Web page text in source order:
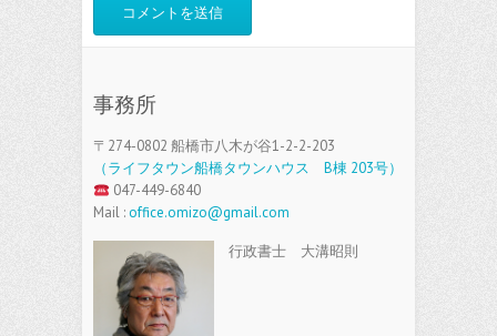
事務所
〒274-0802 船橋市八木が谷1-2-2-203
（ライフタウン船橋タウンハウス B棟 203号）
047-449-6840
Mail :office.omizo@gmail.com
行政書士 大溝昭則